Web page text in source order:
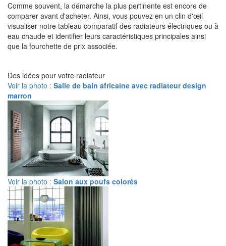
Comme souvent, la démarche la plus pertinente est encore de
comparer avant d'acheter. Ainsi, vous pouvez en un clin d'œil
visualiser notre tableau comparatif des radiateurs électriques ou à
eau chaude et identifier leurs caractéristiques principales ainsi
que la fourchette de prix associée.
Des idées pour votre radiateur
Voir la photo : Salle de bain africaine avec radiateur design
marron
Voir la photo : Salon aux poufs colorés